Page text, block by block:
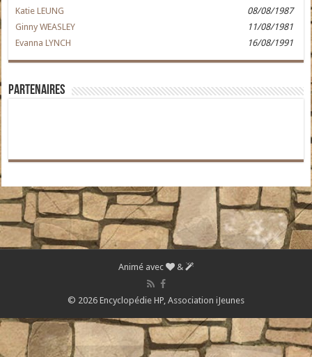
Katie LEUNG
08/08/1987
Ginny WEASLEY
11/08/1981
Evanna LYNCH
16/08/1991
Partenaires
Animé avec &
© 2026 Encyclopédie HP, Association iJeunes